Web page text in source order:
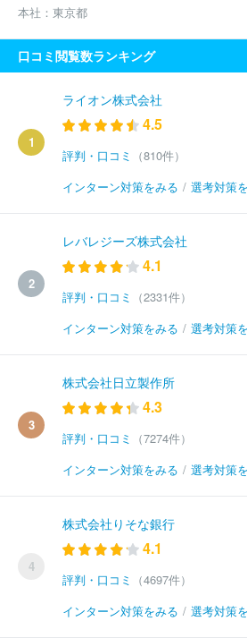
本社： 東京都
口コミ閲覧数ランキング
1
ライオン株式会社
4.5
評判・口コミ
（810件）
インターン対策をみる / 選考対策
2
レバレジーズ株式会社
4.1
評判・口コミ
（2331件）
インターン対策をみる / 選考対策
3
株式会社日立製作所
4.3
評判・口コミ
（7274件）
インターン対策をみる / 選考対策
4
株式会社りそな銀行
4.1
評判・口コミ
（4697件）
インターン対策をみる / 選考対策